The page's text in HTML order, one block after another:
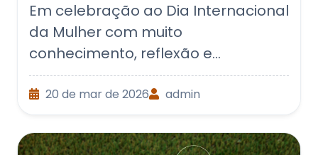
produzem curta-
metragem
Em celebração ao Dia Internacional
da Mulher com muito
conhecimento, reflexão e
protagonismo estudantil.
20 de mar de 2026 admin